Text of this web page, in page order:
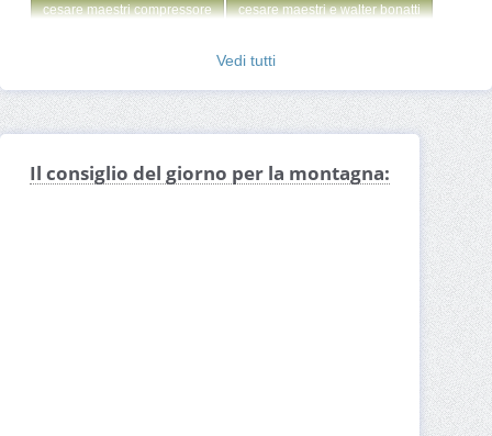
cesare maestri compressore cesare maestri e walter bonatti
Vedi tutti
Il consiglio del giorno per la montagna: